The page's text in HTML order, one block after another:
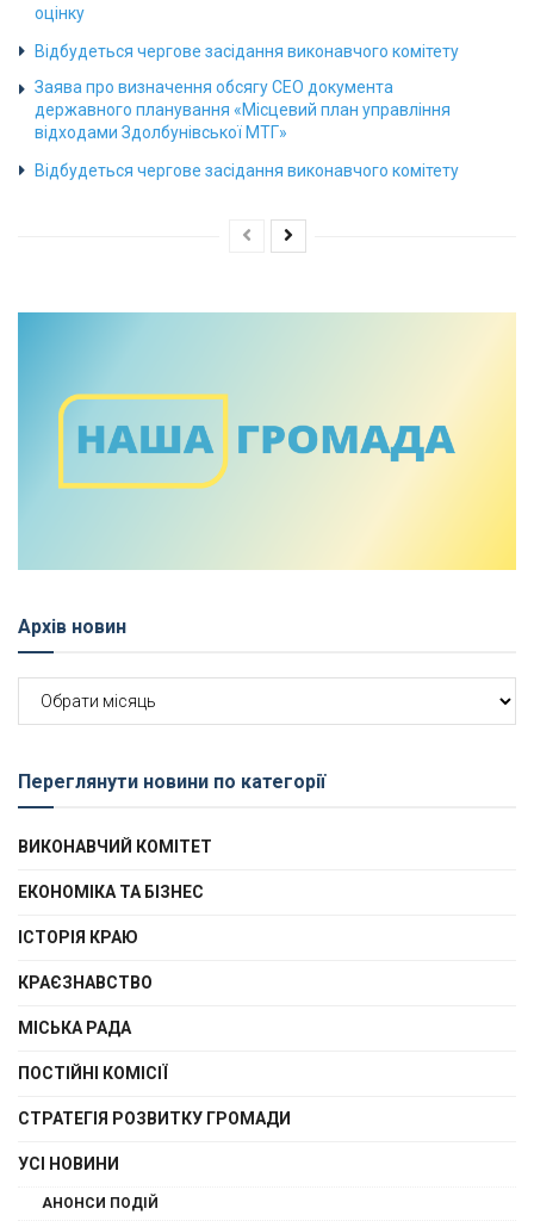
оцінку
Відбудеться чергове засідання виконавчого комітету
Заява про визначення обсягу СЕО документа
державного планування «Місцевий план управління
відходами Здолбунівської МТГ»
Відбудеться чергове засідання виконавчого комітету
Архів новин
Архів
новин
Переглянути новини по категорії
ВИКОНАВЧИЙ КОМІТЕТ
ЕКОНОМІКА ТА БІЗНЕС
ІСТОРІЯ КРАЮ
КРАЄЗНАВСТВО
МІСЬКА РАДА
ПОСТІЙНІ КОМІСІЇ
СТРАТЕГІЯ РОЗВИТКУ ГРОМАДИ
УСІ НОВИНИ
АНОНСИ ПОДІЙ